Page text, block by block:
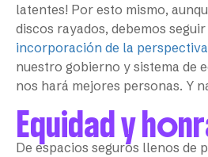
latentes! Por esto mismo,
discos rayados, debemos
incorporación de la
nuestro gobierno y sistema de
nos hará mejores personas. Y
Equidad y
De espacios seguros llenos de